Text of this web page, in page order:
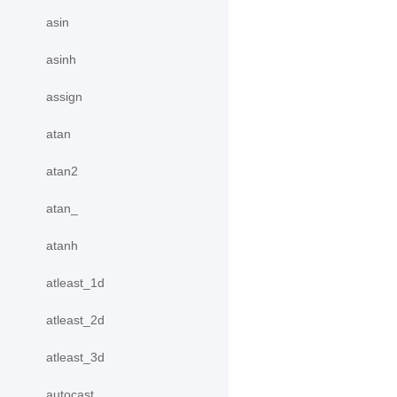
asin
asinh
assign
atan
atan2
atan_
atanh
atleast_1d
atleast_2d
atleast_3d